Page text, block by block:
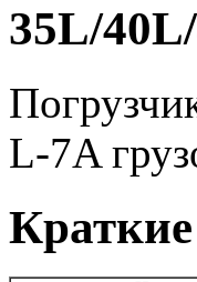
35L/
L-7A